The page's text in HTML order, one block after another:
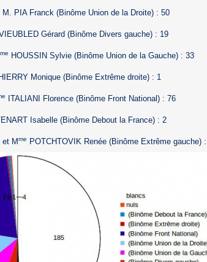
M. PIA Franck (Binôme Union de la Droite) : 50
Gérard (Binôme Divers gauche) : 19
me HOUSSIN Sylvie (Binôme Union de la Gauche) : 33
Monique (Binôme Extrême droite) : 1
ITALIANI Florence (Binôme Front National) : 76
Isabelle (Binôme Debout la France) : 2
et Mme POTCHTOVIK Renée (Binôme Extrême gauche)